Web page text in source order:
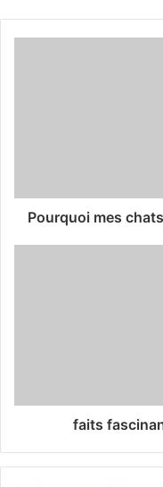
Pourquoi mes
faits